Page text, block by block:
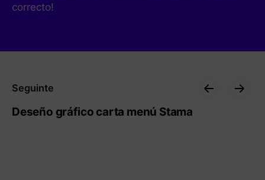
correcto!
Seguinte
Deseño gráfico carta menú Stama